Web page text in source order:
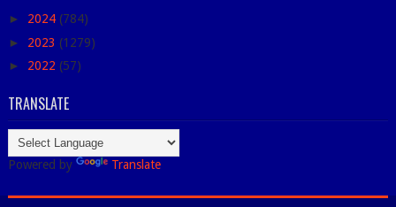
► 2024 (784)
► 2023 (1279)
► 2022 (57)
TRANSLATE
Powered by Translate